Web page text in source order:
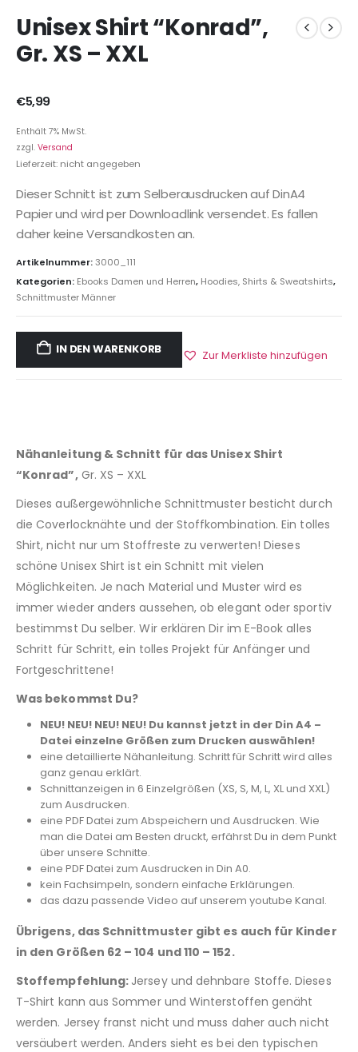
Unisex Shirt “Konrad”,
Gr. XS – XXL
€5,99
Enthält 7% MwSt.
zzgl. Versand
Lieferzeit: nicht angegeben
Dieser Schnitt ist zum Selberausdrucken auf DinA4
Papier und wird per Downloadlink versendet. Es fallen
daher keine Versandkosten an.
Artikelnummer:3000_111
Kategorien: Ebooks Damen und Herren, Hoodies, Shirts & Sweatshirts,
Schnittmuster Männer
IN DEN WARENKORB Zur Merkliste hinzufügen
Nähanleitung & Schnitt für das Unisex Shirt
“Konrad”,Gr. XS – XXL
Dieses außergewöhnliche Schnittmuster besticht durch
die Coverlocknähte und der Stoffkombination. Ein tolles
Shirt, nicht nur um Stoffreste zu verwerten! Dieses
schöne Unisex Shirt ist ein Schnitt mit vielen
Möglichkeiten. Je nach Material und Muster wird es
immer wieder anders aussehen, ob elegant oder sportiv
bestimmst Du selber. Wir erklären Dir im E-Book alles
Schritt für Schritt, ein tolles Projekt für Anfänger und
Fortgeschrittene!
Was bekommst Du?
NEU! NEU! NEU! NEU! Du kannst jetzt in der Din A4 –
Datei einzelne Größen zum Drucken auswählen!
eine detaillierte Nähanleitung. Schritt für Schritt wird alles
ganz genau erklärt.
Schnittanzeigen in 6 Einzelgrößen (XS, S, M, L, XL und XXL)
zum Ausdrucken.
eine PDF Datei zum Abspeichern und Ausdrucken. Wie
man die Datei am Besten druckt, erfährst Du in dem Punkt
über unsere Schnitte.
eine PDF Datei zum Ausdrucken in Din A0.
kein Fachsimpeln, sondern einfache Erklärungen.
das dazu passende Video auf unserem youtube Kanal.
Übrigens, das Schnittmuster gibt es auch für Kinder
in den Größen 62 – 104 und 110 – 152.
Stoffempfehlung: Jersey und dehnbare Stoffe. Dieses
T-Shirt kann aus Sommer und Winterstoffen genäht
werden. Jersey franst nicht und muss daher auch nicht
versäubert werden. Anders sieht es bei den typischen